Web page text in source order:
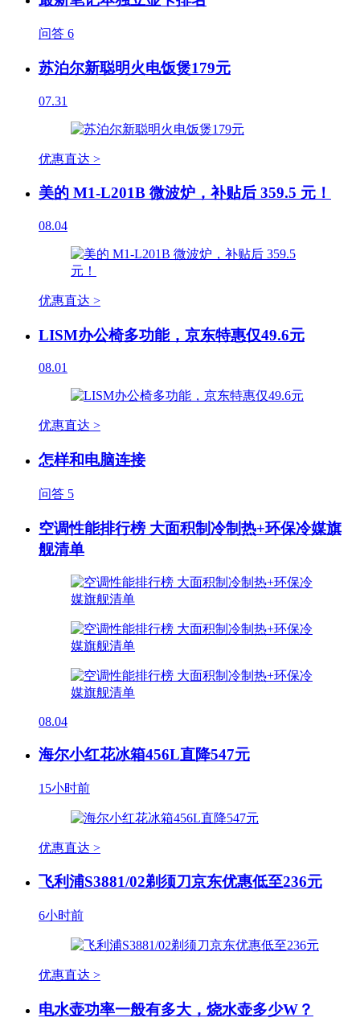
问答 6
苏泊尔新聪明火电饭煲179元
07.31
优惠直达 >
美的 M1-L201B 微波炉，补贴后 359.5 元！
08.04
优惠直达 >
LISM办公椅多功能，京东特惠仅49.6元
08.01
优惠直达 >
怎样和电脑连接
问答 5
空调性能排行榜 大面积制冷制热+环保冷媒旗
舰清单
08.04
海尔小红花冰箱456L直降547元
15小时前
优惠直达 >
飞利浦S3881/02剃须刀京东优惠低至236元
6小时前
优惠直达 >
电水壶功率一般有多大，烧水壶多少W？